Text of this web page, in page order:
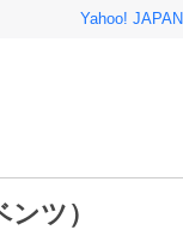
Yahoo! JAPAN
ツ）